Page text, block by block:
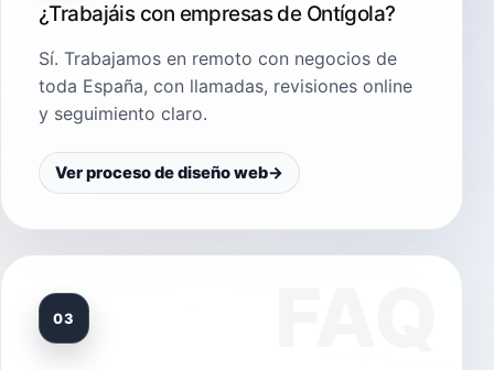
¿Trabajáis con empresas de Ontígola?
Sí. Trabajamos en remoto con negocios de
toda España, con llamadas, revisiones online
y seguimiento claro.
Ver proceso de diseño web→
03